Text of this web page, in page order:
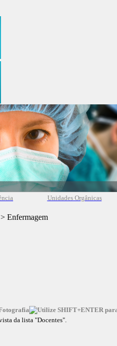
Unidades Orgânicas
> Enfermagem
da lista "Docentes".